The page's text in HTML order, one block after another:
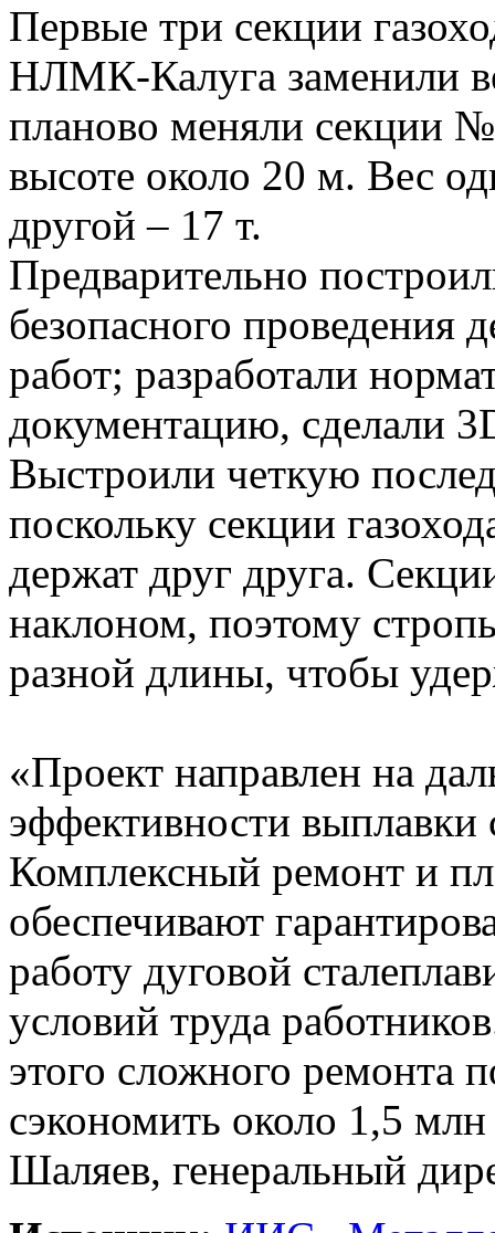
Первые три секции
НЛМК-Калуга заменили
планово меняли секции
высоте около 20 м. Вес
другой – 17 т.
Предварительно
безопасного
работ; разработали
документацию, сделали
Выстроили четкую
поскольку секции
держат друг друга.
наклоном, поэтому
разной длины, чтобы
«Проект направлен на
эффективности
Комплексный ремонт и
обеспечивают
работу дуговой
условий труда
этого сложного ремонта
сэкономить около 1,5
Шаляев, генеральный